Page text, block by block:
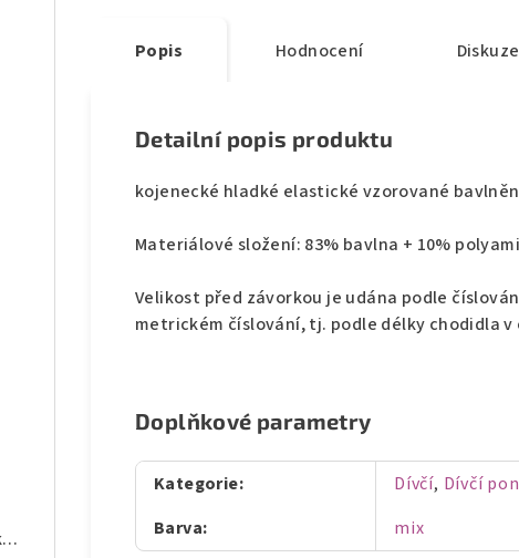
Vzorované ponožky Skarpol-080-kaktus
Popis Hodnocení Diskuze
Detailní popis produktu
kojenecké hladké elastické vzorované
Materiálové složení: 83% bavlna + 10%
Velikost před závorkou je udána podle
metrickém číslování, tj. podle délky chodidla
Doplňkové parametry
Kategorie: Dívčí, Dívčí
Barva: mix